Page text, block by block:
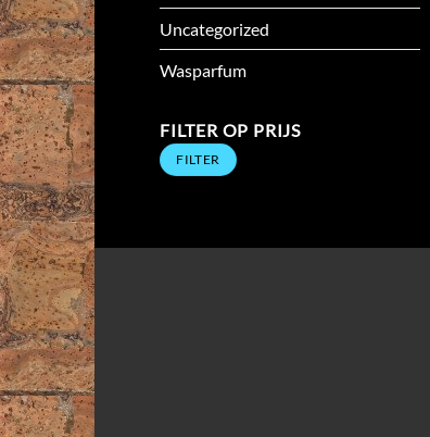
Uncategorized
Wasparfum
FILTER OP PRIJS
Min.
prijs
Max.
prijsFILTER